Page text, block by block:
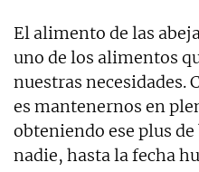
El alimento de las
uno de los alimentos
nuestras necesidades.
es mantenernos en
obteniendo ese plus
nadie, hasta la fecha